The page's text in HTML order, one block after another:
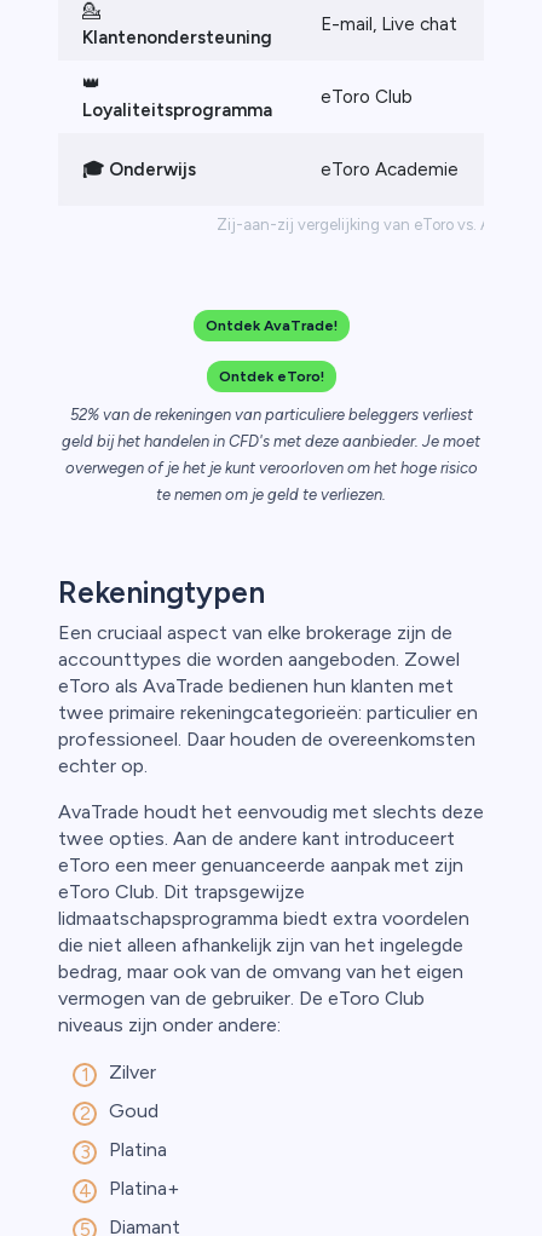
Zij-aan-zij vergelijking van eToro vs.
💁
Klantenondersteuning
E-mail, Live chat
👑
Loyaliteitsprogramma
eToro Club
🎓 Onderwijs eToro Academie
Ontdek AvaTrade!
Ontdek eToro!
52% van de rekeningen van particuliere beleggers verliest
geld bij het handelen in CFD's met deze aanbieder. Je moet
overwegen of je het je kunt veroorloven om het hoge risico
te nemen om je geld te verliezen.
Rekeningtypen
Een cruciaal aspect van elke brokerage zijn de
accounttypes die worden aangeboden. Zowel
eToro als AvaTrade bedienen hun klanten met
twee primaire rekeningcategorieën: particulier en
professioneel. Daar houden de overeenkomsten
echter op.
AvaTrade houdt het eenvoudig met slechts deze
twee opties. Aan de andere kant introduceert
eToro een meer genuanceerde aanpak met zijn
eToro Club. Dit trapsgewijze
lidmaatschapsprogramma biedt extra voordelen
die niet alleen afhankelijk zijn van het ingelegde
bedrag, maar ook van de omvang van het eigen
vermogen van de gebruiker. De eToro Club
niveaus zijn onder andere:
Zilver
Goud
Platina
Platina+
Diamant